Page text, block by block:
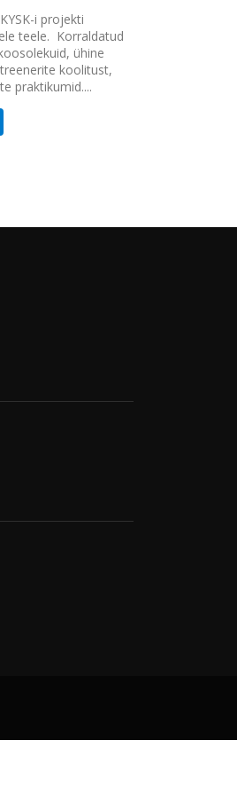
i projekti
teele. Korraldatud
ühine
koolitust,
praktikumid....